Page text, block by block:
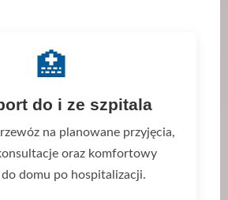
🏥
do i ze szpitala
na planowane przyjęcia,
oraz komfortowy
domu po hospitalizacji.